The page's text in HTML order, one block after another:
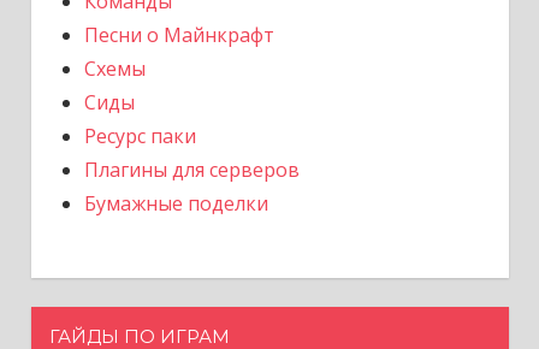
Песни о Майнкрафт
Схемы
Сиды
Ресурс паки
Плагины для серверов
Бумажные поделки
ГАЙДЫ ПО ИГРАМ